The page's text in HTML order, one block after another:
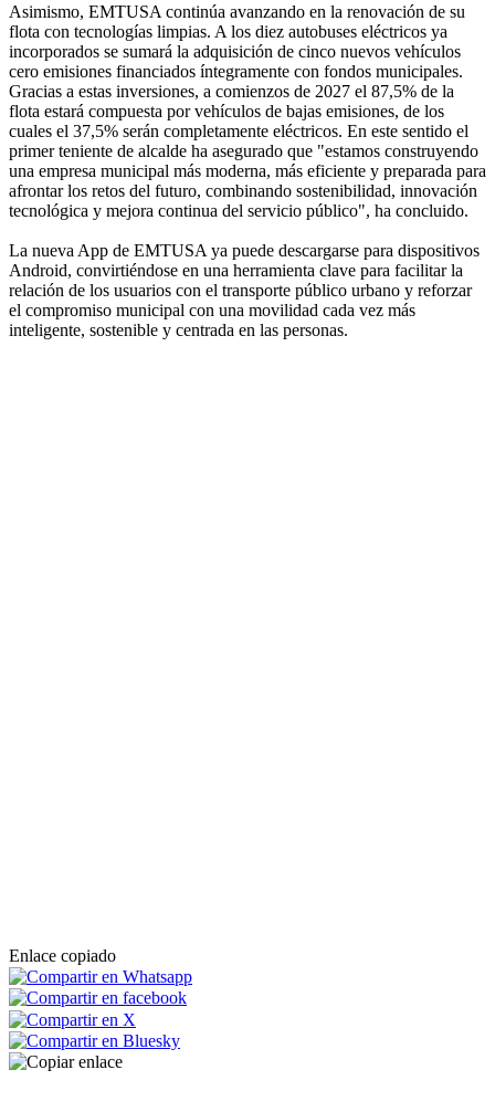
Asimismo, EMTUSA continúa avanzando en la renovación de su
flota con tecnologías limpias. A los diez autobuses eléctricos ya
incorporados se sumará la adquisición de cinco nuevos vehículos
cero emisiones financiados íntegramente con fondos municipales.
Gracias a estas inversiones, a comienzos de 2027 el 87,5% de la
flota estará compuesta por vehículos de bajas emisiones, de los
cuales el 37,5% serán completamente eléctricos. En este sentido el
primer teniente de alcalde ha asegurado que "estamos construyendo
una empresa municipal más moderna, más eficiente y preparada para
afrontar los retos del futuro, combinando sostenibilidad, innovación
tecnológica y mejora continua del servicio público", ha concluido.
La nueva App de EMTUSA ya puede descargarse para dispositivos
Android, convirtiéndose en una herramienta clave para facilitar la
relación de los usuarios con el transporte público urbano y reforzar
el compromiso municipal con una movilidad cada vez más
inteligente, sostenible y centrada en las personas.
Enlace copiado